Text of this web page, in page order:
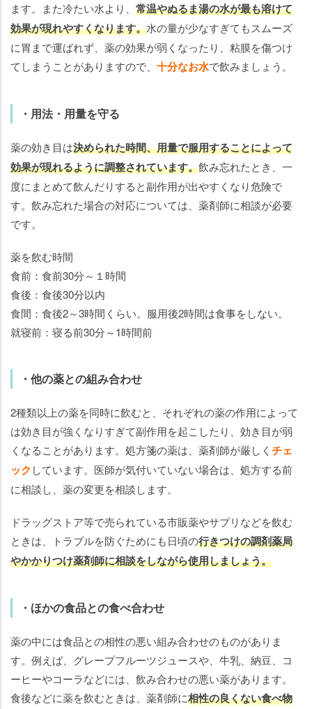
ます。また冷たい水より、 常温やぬるま湯の水が最も溶けて
効果が現れやすくなります。水の量が少なすぎてもスムーズ
に胃まで運ばれず、薬の効果が弱くなったり、粘膜を傷つけ
てしまうことがありますので、 十分なお水で飲みましょう。
・用法・用量を守る
薬の効き目は決められた時間、用量で服用することによって
効果が現れるように調整されています。飲み忘れたとき、一
度にまとめて飲んだりすると副作用が出やすくなり危険で
す。飲み忘れた場合の対応については、薬剤師に相談が必要
です。
薬を飲む時間
食前：食前30分～１時間
食後：食後30分以内
食間：食後2～3時間くらい。服用後2時間は食事をしない。
就寝前：寝る前30分～1時間前
・他の薬との組み合わせ
2種類以上の薬を同時に飲むと、それぞれの薬の作用によって
は効き目が強くなりすぎて副作用を起こしたり、効き目が弱
くなることがあります。処方箋の薬は、薬剤師が厳しく チェ
ック しています。医師が気付いていない場合は、処方する前
に相談し、薬の変更を相談します。
ドラッグストア等で売られている市販薬やサプリなどを飲む
ときは、トラブルを防ぐためにも日頃の行きつけの調剤薬局
やかかりつけ薬剤師に相談をしながら使用しましょう。
・ほかの食品との食べ合わせ
薬の中には食品との相性の悪い組み合わせのものがありま
す。例えば、グレープフルーツジュースや、牛乳、納豆、コ
ーヒーやコーラなどには、飲み合わせの悪い薬があります。
食後などに薬を飲むときは、薬剤師に相性の良くない食べ物